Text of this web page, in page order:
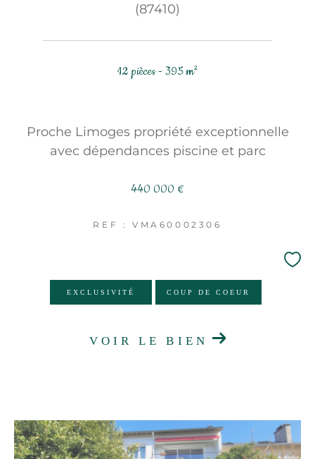
(87410)
12 pièces - 395 m²
Proche Limoges propriété exceptionnelle
avec dépendances piscine et parc
440 000 €
REF : VMA60002306
EXCLUSIVITÉ COUP DE COEUR
VOIR LE BIEN